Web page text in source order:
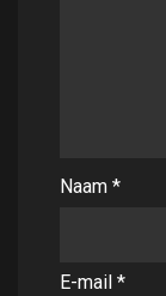
Naam *
E-mail *